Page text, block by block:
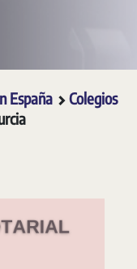
España
Colegios